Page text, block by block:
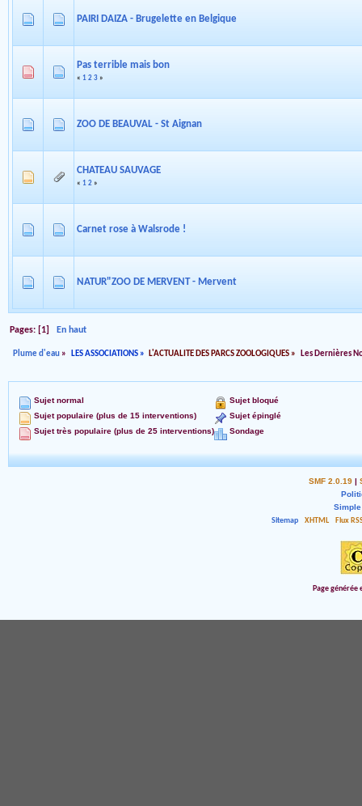
PAIRI DAIZA - Brugelette en Belgique
Pas terrible mais bon
« 1 2 3 »
ZOO DE BEAUVAL - St Aignan
CHATEAU SAUVAGE
« 1 2 »
Carnet rose à Walsrode !
NATUR"ZOO DE MERVENT - Mervent
Pages: [1] En haut
Plume d'eau » LES ASSOCIATIONS» L'ACTUALITE DES PARCS ZOOLOGIQUES » Les Dernières
Sujet normal
Sujet populaire (plus de 15 interventions)
Sujet très populaire (plus de 25 interventions)
Sujet bloqué
Sujet épinglé
Sondage
SMF 2.0.19 |
Sitemap
XHTML Flux
Page générée